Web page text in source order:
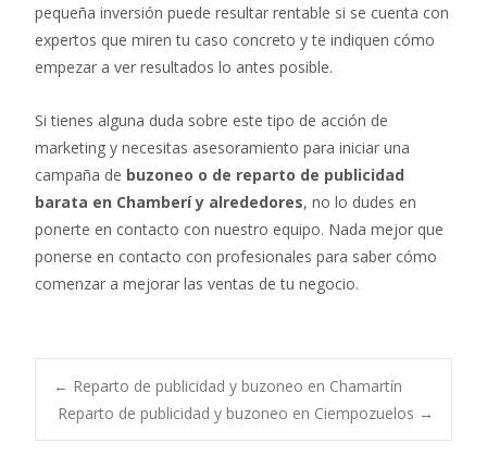
pequeña inversión puede resultar rentable si se cuenta con
expertos que miren tu caso concreto y te indiquen cómo
empezar a ver resultados lo antes posible.
Si tienes alguna duda sobre este tipo de acción de
marketing y necesitas asesoramiento para iniciar una
campaña de buzoneo o de reparto de publicidad
barata en Chamberí y alrededores, no lo dudes en
ponerte en contacto con nuestro equipo. Nada mejor que
ponerse en contacto con profesionales para saber cómo
comenzar a mejorar las ventas de tu negocio.
Post
← Reparto de publicidad y buzoneo en Chamartín
Reparto de publicidad y buzoneo en Ciempozuelos →